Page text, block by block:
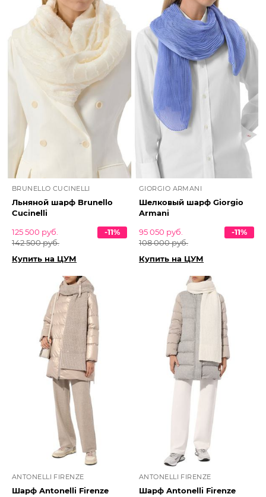
BRUNELLO CUCINELLI
Льняной шарф Brunello
Cucinelli
125 500 руб.
142 500 руб.
-11%
Купить на ЦУМ
GIORGIO ARMANI
Шелковый шарф Giorgio
Armani
95 050 руб.
108 000 руб.
-11%
Купить на ЦУМ
ANTONELLI FIRENZE
Шарф Antonelli Firenze
ANTONELLI FIRENZE
Шарф Antonelli Firenze